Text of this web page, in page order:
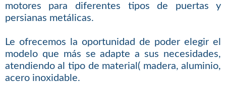
motores para diferentes tipos de puertas y
persianas metálicas.
Le ofrecemos la oportunidad de poder elegir el
modelo que más se adapte a sus necesidades,
atendiendo al tipo de material( madera, aluminio,
acero inoxidable.